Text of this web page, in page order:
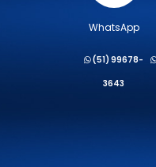
WhatsApp
(51) 99678-
3643